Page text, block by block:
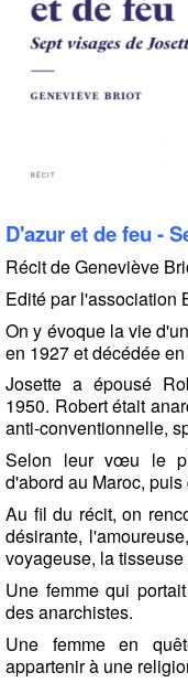
D'azur et de feu -
Récit de Geneviève
Edité par l'association
On y évoque la vie
en 1927 et décédée
Josette a épousé
1950. Robert était
anti-conventionnelle,
Selon leur vœu le
d'abord au Maroc,
Au fil du récit, on
désirante,
voyageuse, la
Une femme qui
des anarchistes.
Une femme en
appartenir à une